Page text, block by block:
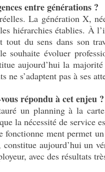
entre générations ?
La génération X,
hiérarchies établies. À
tout du sens dans son
souhaite évoluer
aujourd’hui la
ne s’adaptent pas à ses
répondu à cet enjeu ?
un planning à la
la nécessité de service
fonctionne ment permet
constitue aujourd’hui un
avec des résultats